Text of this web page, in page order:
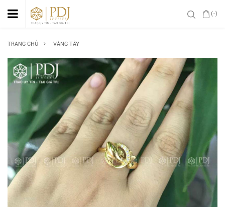
(-)
TRANG CHỦ VÀNG TÂY